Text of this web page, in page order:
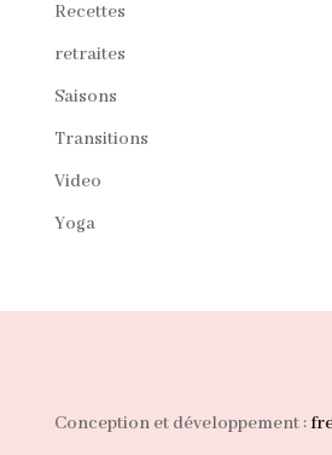
Recettes
retraites
Saisons
Transitions
Video
Yoga
Conception et développement :